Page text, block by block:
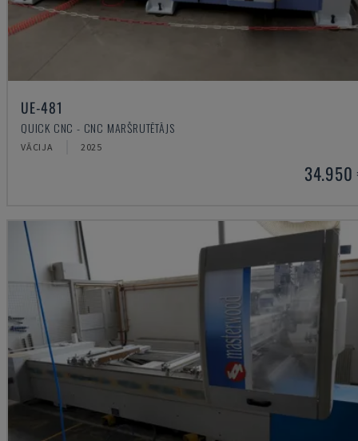
UE-481
QUICK CNC - CNC MARŠRUTĒTĀJS
VĀCIJA 2025
34.950